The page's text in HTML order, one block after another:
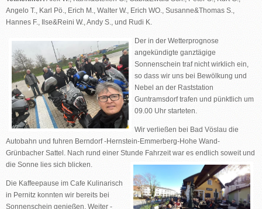
Angelo T., Karl Pö., Erich M., Walter W., Erich WO., Susanne&Thomas S.,
Hannes F., Ilse&Reini W., Andy S., und Rudi K.
Der in der Wetterprognose
angekündigte ganztägige
Sonnenschein traf nicht wirklich ein,
so dass wir uns bei Bewölkung und
Nebel an der Raststation
Guntramsdorf trafen und pünktlich um
09.00 Uhr starteten.
Wir verließen bei Bad Vöslau die
Autobahn und fuhren Berndorf -Hernstein-Emmerberg-Hohe Wand-
Grünbacher Sattel. Nach rund einer Stunde Fahrzeit war es endlich soweit und
die Sonne lies sich blicken.
Die Kaffeepause im Cafe Kulinarisch
in Pernitz konnten wir bereits bei
Sonnenschein genießen. Weiter -